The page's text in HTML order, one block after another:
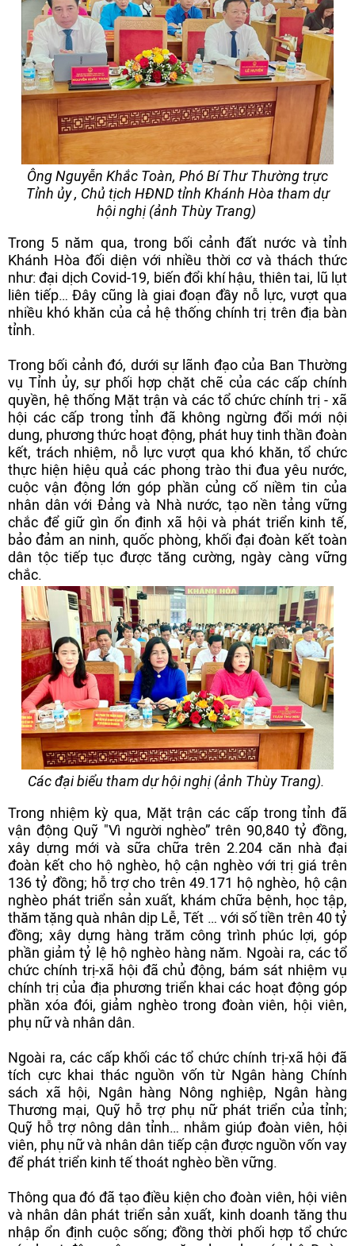
Ông Nguyễn Khắc Toàn, Phó Bí Thư Thường trực
Tỉnh ủy , Chủ tịch HĐND tỉnh Khánh Hòa tham dự
hội nghị (ảnh Thùy Trang)
Trong 5 năm qua, trong bối cảnh đất nước và tỉnh
Khánh Hòa đối diện với nhiều thời cơ và thách thức
như: đại dịch Covid-19, biến đổi khí hậu, thiên tai, lũ lụt
liên tiếp… Đây cũng là giai đoạn đầy nỗ lực, vượt qua
nhiều khó khăn của cả hệ thống chính trị trên địa bàn
tỉnh.
Trong bối cảnh đó, dưới sự lãnh đạo của Ban Thường
vụ Tỉnh ủy, sự phối hợp chặt chẽ của các cấp chính
quyền, hệ thống Mặt trận và các tổ chức chính trị - xã
hội các cấp trong tỉnh đã không ngừng đổi mới nội
dung, phương thức hoạt động, phát huy tinh thần đoàn
kết, trách nhiệm, nỗ lực vượt qua khó khăn, tổ chức
thực hiện hiệu quả các phong trào thi đua yêu nước,
cuộc vận động lớn góp phần củng cố niềm tin của
nhân dân với Đảng và Nhà nước, tạo nền tảng vững
chắc để giữ gìn ổn định xã hội và phát triển kinh tế,
bảo đảm an ninh, quốc phòng, khối đại đoàn kết toàn
dân tộc tiếp tục được tăng cường, ngày càng vững
chắc.
Các đại biểu tham dự hội nghị (ảnh Thùy Trang).
Trong nhiệm kỳ qua, Mặt trận các cấp trong tỉnh đã
vận động Quỹ "Vì người nghèo” trên 90,840 tỷ đồng,
xây dựng mới và sữa chữa trên 2.204 căn nhà đại
đoàn kết cho hộ nghèo, hộ cận nghèo với trị giá trên
136 tỷ đồng; hỗ trợ cho trên 49.171 hộ nghèo, hộ cận
nghèo phát triển sản xuất, khám chữa bệnh, học tập,
thăm tặng quà nhân dịp Lễ, Tết … với số tiền trên 40 tỷ
đồng; xây dựng hàng trăm công trình phúc lợi, góp
phần giảm tỷ lệ hộ nghèo hàng năm. Ngoài ra, các tổ
chức chính trị-xã hội đã chủ động, bám sát nhiệm vụ
chính trị của địa phương triển khai các hoạt động góp
phần xóa đói, giảm nghèo trong đoàn viên, hội viên,
phụ nữ và nhân dân.
Ngoài ra, các cấp khối các tổ chức chính trị-xã hội đã
tích cực khai thác nguồn vốn từ Ngân hàng Chính
sách xã hội, Ngân hàng Nông nghiệp, Ngân hàng
Thương mại, Quỹ hỗ trợ phụ nữ phát triển của tỉnh;
Quỹ hỗ trợ nông dân tỉnh… nhằm giúp đoàn viên, hội
viên, phụ nữ và nhân dân tiếp cận được nguồn vốn vay
để phát triển kinh tế thoát nghèo bền vững.
Thông qua đó đã tạo điều kiện cho đoàn viên, hội viên
và nhân dân phát triển sản xuất, kinh doanh tăng thu
nhập ổn định cuộc sống; đồng thời phối hợp tổ chức